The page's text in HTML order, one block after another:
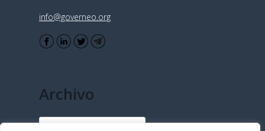
info@governeo.org
Archivo
Archivo